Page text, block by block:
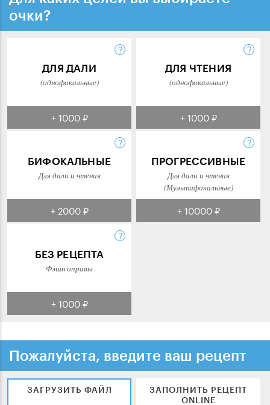
очки?
ДЛЯ ДАЛИ
(однофокальные)
+ 1000 ₽
ДЛЯ ЧТЕНИЯ
(однофокальные)
+ 1000 ₽
БИФОКАЛЬНЫЕ
Для дали и чтения
+ 2000 ₽
ПРОГРЕССИВНЫЕ
Для дали и чтения
(Мультифокальные)
+ 10000 ₽
БЕЗ РЕЦЕПТА
Фэшн оправы
+ 1000 ₽
Пожалуйста, введите ваш рецепт
ЗАГРУЗИТЬ ФАЙЛ
ЗАПОЛНИТЬ РЕЦЕПТ
ONLINE